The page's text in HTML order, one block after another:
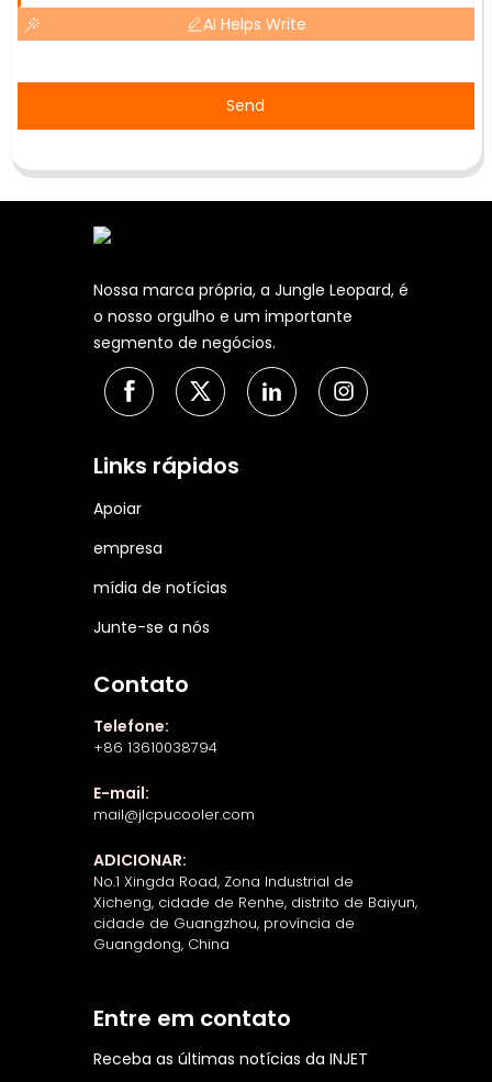
AI Helps Write
Send
Nossa marca própria, a Jungle Leopard, é
o nosso orgulho e um importante
segmento de negócios.
Links rápidos
Apoiar
empresa
mídia de notícias
Junte-se a nós
Contato
Telefone:
+86 13610038794
E-mail:
mail@jlcpucooler.com
ADICIONAR:
No.1 Xingda Road, Zona Industrial de
Xicheng, cidade de Renhe, distrito de Baiyun,
cidade de Guangzhou, província de
Guangdong, China
Entre em contato
Receba as últimas notícias da INJET